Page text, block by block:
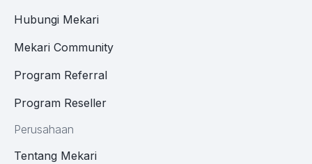
Hubungi Mekari
Mekari Community
Program Referral
Program Reseller
Perusahaan
Tentang Mekari